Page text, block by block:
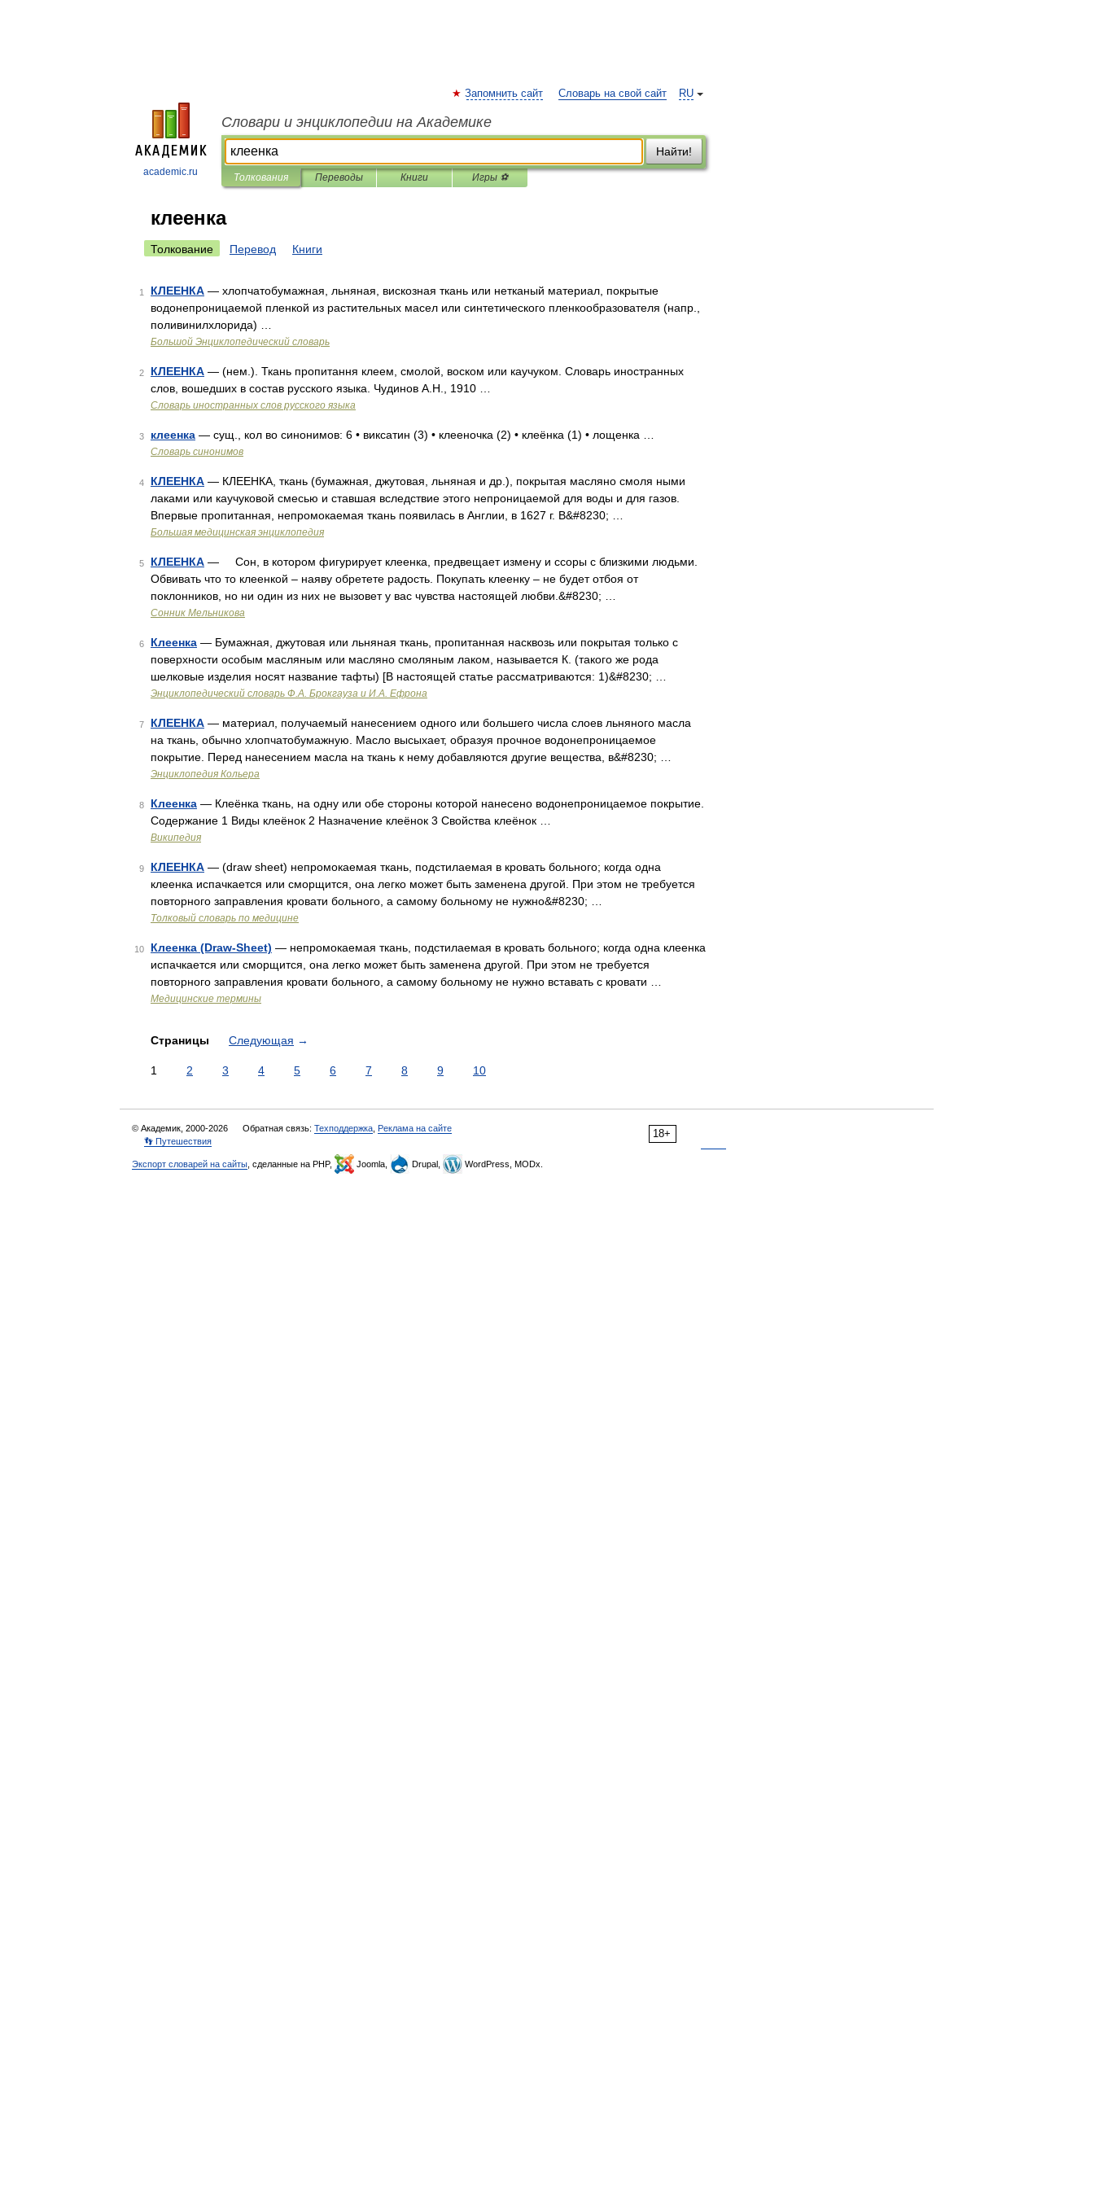
academic.ru
RU
Запомнить сайт Словарь на свой сайт
Словари и энциклопедии на Академике
Найти!
Толкования Переводы Книги Игры ⚽
клеенка
Толкование Перевод Книги
1 КЛЕЕНКА — хлопчатобумажная, льняная, вискозная ткань или нетканый материал, покрытые
водонепроницаемой пленкой из растительных масел или синтетического пленкообразователя (напр.,
поливинилхлорида) …
Большой Энциклопедический словарь
2 КЛЕЕНКА — (нем.). Ткань пропитання клеем, смолой, воском или каучуком. Словарь иностранных
слов, вошедших в состав русского языка. Чудинов А.Н., 1910 …
Словарь иностранных слов русского языка
3 клеенка — сущ., кол во синонимов: 6 • виксатин (3) • клееночка (2) • клеёнка (1) • лощенка …
Словарь синонимов
4 КЛЕЕНКА — КЛЕЕНКА, ткань (бумажная, джутовая, льняная и др.), покрытая масляно смоля ными
лаками или каучуковой смесью и ставшая вследствие этого непроницаемой для воды и для газов.
Впервые пропитанная, непромокаемая ткань появилась в Англии, в 1627 г. В&#8230; …
Большая медицинская энциклопедия
5 КЛЕЕНКА — Сон, в котором фигурирует клеенка, предвещает измену и ссоры с близкими людьми.
Обвивать что то клеенкой – наяву обретете радость. Покупать клеенку – не будет отбоя от
поклонников, но ни один из них не вызовет у вас чувства настоящей любви.&#8230; …
Сонник Мельникова
6 Клеенка — Бумажная, джутовая или льняная ткань, пропитанная насквозь или покрытая только с
поверхности особым масляным или масляно смоляным лаком, называется К. (такого же рода
шелковые изделия носят название тафты) [В настоящей статье рассматриваются: 1)&#8230; …
Энциклопедический словарь Ф.А. Брокгауза и И.А. Ефрона
7 КЛЕЕНКА — материал, получаемый нанесением одного или большего числа слоев льняного масла
на ткань, обычно хлопчатобумажную. Масло высыхает, образуя прочное водонепроницаемое
покрытие. Перед нанесением масла на ткань к нему добавляются другие вещества, в&#8230; …
Энциклопедия Кольера
8 Клеенка — Клеёнка ткань, на одну или обе стороны которой нанесено водонепроницаемое покрытие.
Содержание 1 Виды клеёнок 2 Назначение клеёнок 3 Свойства клеёнок …
Википедия
9 КЛЕЕНКА — (draw sheet) непромокаемая ткань, подстилаемая в кровать больного; когда одна
клеенка испачкается или сморщится, она легко может быть заменена другой. При этом не требуется
повторного заправления кровати больного, а самому больному не нужно&#8230; …
Толковый словарь по медицине
10 Клеенка (Draw-Sheet) — непромокаемая ткань, подстилаемая в кровать больного; когда одна клеенка
испачкается или сморщится, она легко может быть заменена другой. При этом не требуется
повторного заправления кровати больного, а самому больному не нужно вставать с кровати …
Медицинские термины
Страницы Следующая →
1 2 3 4 5 6 7 8 9 10
18+
© Академик, 2000-2026 Обратная связь: Техподдержка Реклама на сайте
👣 Путешествия
Экспорт словарей на сайты , сделанные на PHP, Joomla, Drupal, WordPress, MODx.